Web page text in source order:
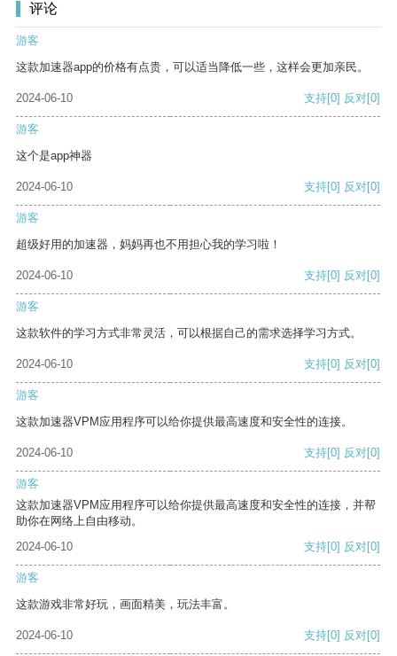
评论
游客
这款加速器app的价格有点贵，可以适当降低一些，这样会更加亲民。
2024-06-10 支持[0] 反对[0]
游客
这个是app神器
2024-06-10 支持[0] 反对[0]
游客
超级好用的加速器，妈妈再也不用担心我的学习啦！
2024-06-10 支持[0] 反对[0]
游客
这款软件的学习方式非常灵活，可以根据自己的需求选择学习方式。
2024-06-10 支持[0] 反对[0]
游客
这款加速器VPM应用程序可以给你提供最高速度和安全性的连接。
2024-06-10 支持[0] 反对[0]
游客
这款加速器VPM应用程序可以给你提供最高速度和安全性的连接，并帮
助你在网络上自由移动。
2024-06-10
支持[0] 反对[0]
游客
这款游戏非常好玩，画面精美，玩法丰富。
2024-06-10 支持[0] 反对[0]